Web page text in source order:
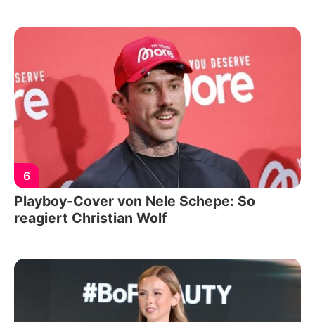
6
Playboy-Cover von Nele Schepe: So
reagiert Christian Wolf